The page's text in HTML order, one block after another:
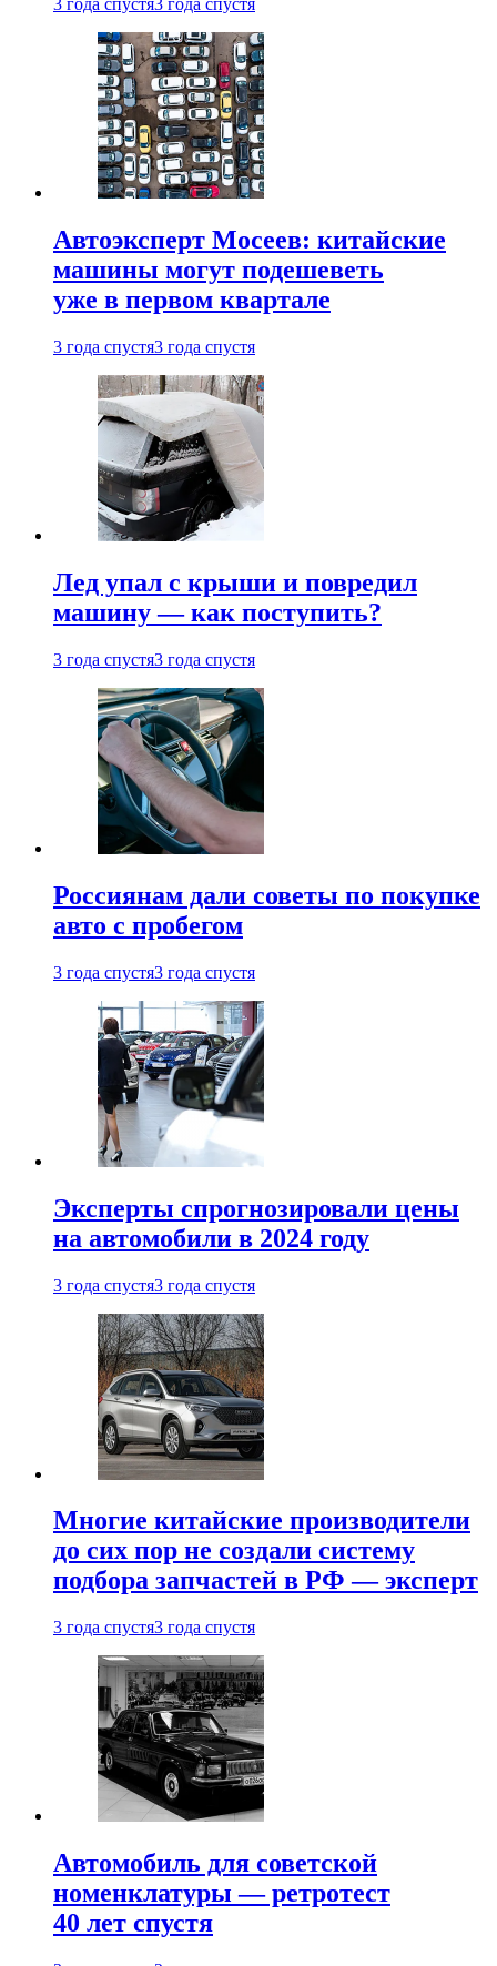
3 года спустя3 года спустя
Автоэксперт Мосеев: китайские
машины могут подешеветь
уже в первом квартале
3 года спустя3 года спустя
Лед упал с крыши и повредил
машину — как поступить?
3 года спустя3 года спустя
Россиянам дали советы по покупке
авто с пробегом
3 года спустя3 года спустя
Эксперты спрогнозировали цены
на автомобили в 2024 году
3 года спустя3 года спустя
Многие китайские производители
до сих пор не создали систему
подбора запчастей в РФ — эксперт
3 года спустя3 года спустя
Автомобиль для советской
номенклатуры — ретротест
40 лет спустя